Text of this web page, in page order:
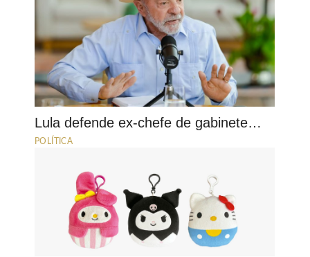
Lula defende ex-chefe de gabinete…
POLÍTICA